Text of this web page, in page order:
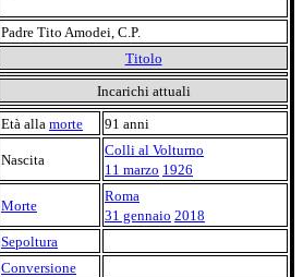
Padre Tito Amodei, C.P.
Titolo
Incarichi attuali
Età alla morte 91 anni
Nascita
Colli al Volturno
11 marzo 1926
Morte
Roma
31 gennaio 2018
Sepoltura
Conversione